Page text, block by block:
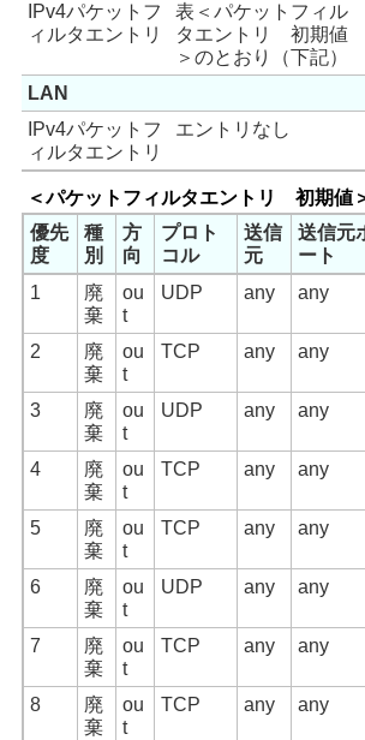
IPv4パケットフ
ィルタエントリ
表＜パケットフィル
タエントリ 初期値
＞のとおり（下記）
LAN
IPv4パケットフ
ィルタエントリ
エントリなし
＜パケットフィルタエントリ 初期値
優先
度
種
別
方
向
プロト
コル
送信
元
送信元
ート
1
廃
棄
ou
t
UDP any any
2
廃
棄
ou
t
TCP any any
3
廃
棄
ou
t
UDP any any
4
廃
棄
ou
t
TCP any any
5
廃
棄
ou
t
TCP any any
6
廃
棄
ou
t
UDP any any
7
廃
棄
ou
t
TCP any any
8
廃
棄
ou
t
TCP any any